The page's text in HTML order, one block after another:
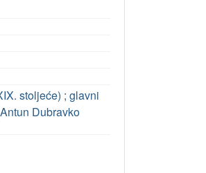
stoljeće) ; glavni
Dubravko